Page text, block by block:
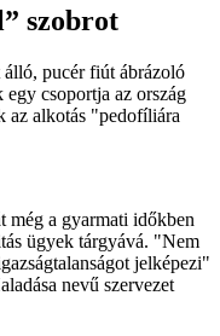
szobrot
pucér fiút ábrázoló
csoportja az ország
az alkotás "pedofíliára
még a gyarmati időkben
ügyek tárgyává. "Nem
jelképezi"
nevű szervezet